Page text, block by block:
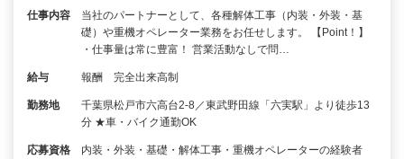
仕事内容
当社のパートナーとして、各種解体工事（内装・外装・基
礎）や重機オペレーター業務をお任せします。 【Point！】
・仕事量は常に豊富！ 営業活動なしで問…
給与 報酬 完全出来高制
勤務地
千葉県松戸市六高台2-8／東武野田線「六実駅」より徒歩13
分 ★車・バイク通勤OK
応募資格
内装・外装・基礎・解体工事・重機オペレーターの経験者